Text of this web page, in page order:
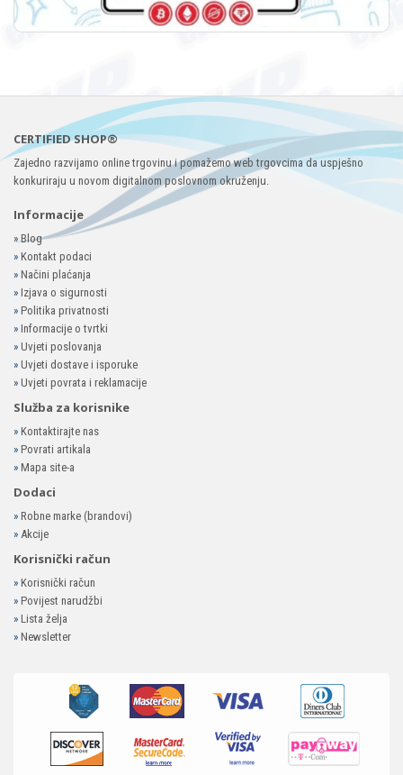
CERTIFIED SHOP®
Zajedno razvijamo online trgovinu i pomažemo web trgovcima da uspješno
konkuriraju u novom digitalnom poslovnom okruženju.
Informacije
»Blog
» Kontakt podaci
» Načini plaćanja
» Izjava o sigurnosti
» Politika privatnosti
» Informacije o tvrtki
» Uvjeti poslovanja
» Uvjeti dostave i isporuke
» Uvjeti povrata i reklamacije
Služba za korisnike
» Kontaktirajte nas
» Povrati artikala
» Mapa site-a
Dodaci
» Robne marke (brandovi)
» Akcije
Korisnički račun
» Korisnički račun
» Povijest narudžbi
» Lista želja
» Newsletter